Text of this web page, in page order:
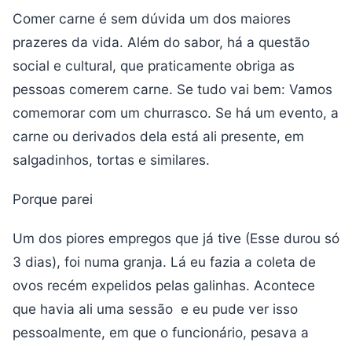
Comer carne é sem dúvida um dos maiores
prazeres da vida. Além do sabor, há a questão
social e cultural, que praticamente obriga as
pessoas comerem carne. Se tudo vai bem: Vamos
comemorar com um churrasco. Se há um evento, a
carne ou derivados dela está ali presente, em
salgadinhos, tortas e similares.
Porque parei
Um dos piores empregos que já tive (Esse durou só
3 dias), foi numa granja. Lá eu fazia a coleta de
ovos recém expelidos pelas galinhas. Acontece
que havia ali uma sessão e eu pude ver isso
pessoalmente, em que o funcionário, pesava a